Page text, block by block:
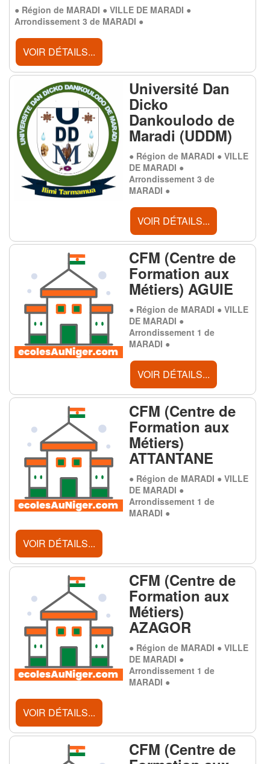
● Région de MARADI ● VILLE DE MARADI ●
Arrondissement 3 de MARADI ●
VOIR DÉTAILS...
Université Dan
Dicko
Dankoulodo de
Maradi (UDDM)
● Région de MARADI ● VILLE
DE MARADI ●
Arrondissement 3 de
MARADI ●
VOIR DÉTAILS...
CFM (Centre de
Formation aux
Métiers) AGUIE
● Région de MARADI ● VILLE
DE MARADI ●
Arrondissement 1 de
MARADI ●
VOIR DÉTAILS...
CFM (Centre de
Formation aux
Métiers)
ATTANTANE
● Région de MARADI ● VILLE
DE MARADI ●
Arrondissement 1 de
MARADI ●
VOIR DÉTAILS...
CFM (Centre de
Formation aux
Métiers)
AZAGOR
● Région de MARADI ● VILLE
DE MARADI ●
Arrondissement 1 de
MARADI ●
VOIR DÉTAILS...
CFM (Centre de